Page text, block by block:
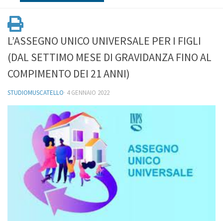
L’ASSEGNO UNICO UNIVERSALE PER I FIGLI
(DAL SETTIMO MESE DI GRAVIDANZA FINO AL
COMPIMENTO DEI 21 ANNI)
STUDIOMUSCATELLO· 4 GENNAIO 2022